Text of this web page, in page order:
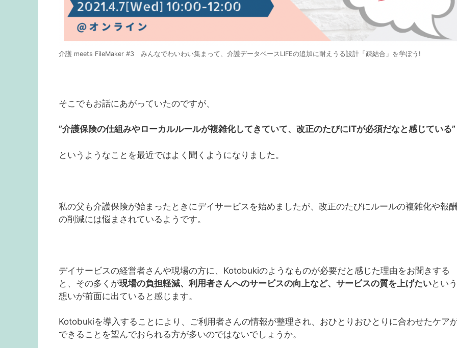
介護 meets FileMaker #3 みんなでわいわい集まって、介護データベースLIFEの追加に耐えうる設計「疎結合」を学ぼう!
そこでもお話にあがっていたのですが、
”介護保険の仕組みやローカルルールが複雑化してきていて、改正のたびにITが必須だなと感じている”
というようなことを最近ではよく聞くようになりました。
私の父も介護保険が始まったときにデイサービスを始めましたが、改正のたびにルールの複雑化や報酬
の削減には悩まされているようです。
デイサービスの経営者さんや現場の方に、Kotobukiのようなものが必要だと感じた理由をお聞きする
と、その多くが現場の負担軽減、利用者さんへのサービスの向上など、サービスの質を上げたいという
想いが前面に出ていると感じます。
Kotobukiを導入することにより、ご利用者さんの情報が整理され、おひとりおひとりに合わせたケア
できることを望んでおられる方が多いのではないでしょうか。